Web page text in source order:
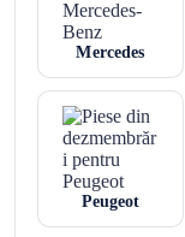
Mercedes
Peugeot